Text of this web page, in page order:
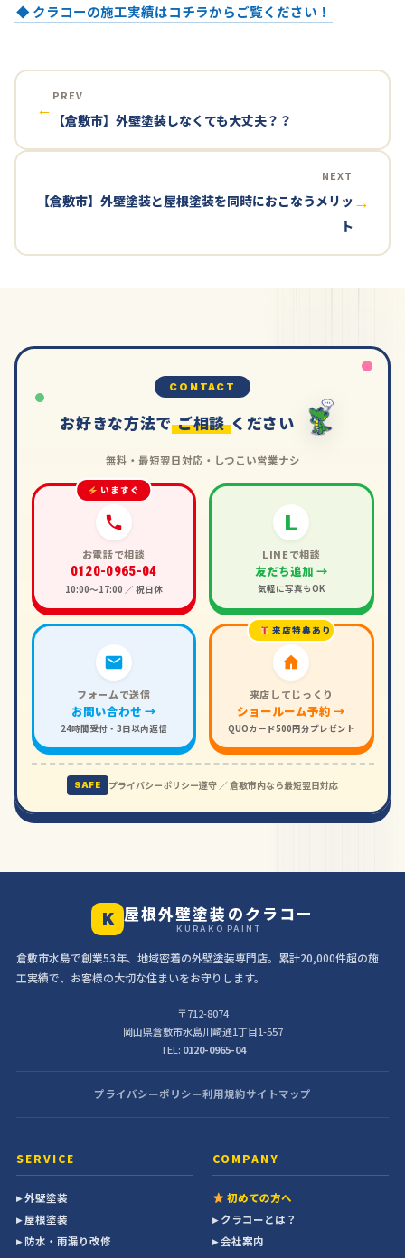
◆ クラコーの施工実績はコチラからご覧ください！
←
PREV
【倉敷市】外壁塗装しなくても大丈夫？？
NEXT
【倉敷市】外壁塗装と屋根塗装を同時におこなうメリッ
ト
→
CONTACT
お好きな方法で ご相談 ください
無料・最短翌日対応・しつこい営業ナシ
いますぐ
お電話で相談
0120-0965-04
10:00〜17:00 ／ 祝日休
L
LINEで相談
友だち追加 →
気軽に写真もOK
フォームで送信
お問い合わせ →
24時間受付・3日以内返信
来店特典あり
来店してじっくり
ショールーム予約 →
QUOカード500円分プレゼント
SAFE プライバシーポリシー遵守 ／ 倉敷市内なら最短翌日対応
K 屋根外壁塗装のクラコー
KURAKO PAINT
倉敷市水島で創業53年、地域密着の外壁塗装専門店。累計20,000件超の施
工実績で、お客様の大切な住まいをお守りします。
〒712-8074
岡山県倉敷市水島川崎通1丁目1-557
TEL: 0120-0965-04
プライバシーポリシー利用規約サイトマップ
SERVICE
▸ 外壁塗装
▸ 屋根塗装
▸ 防水・雨漏り改修
COMPANY
初めての方へ
▸ クラコーとは？
▸ 会社案内